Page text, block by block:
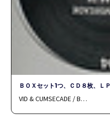
ＢＯＸセット1つ、ＣＤ８枚、
VID & CUMSECADE / B…